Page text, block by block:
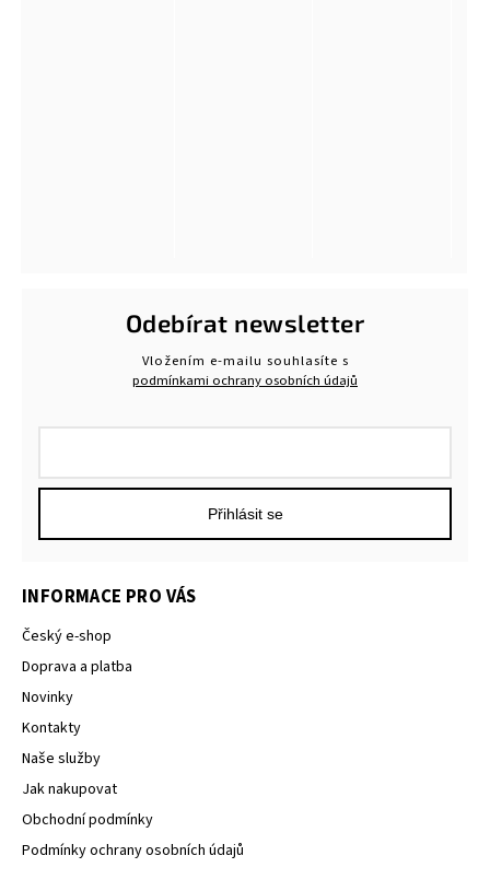
INFORMACE PRO VÁS
Český e-shop
Doprava a platba
Novinky
Kontakty
Naše služby
Jak nakupovat
Obchodní podmínky
Podmínky ochrany osobních údajů
Odebírat newsletter
Vložením e-mailu souhlasíte s
podmínkami ochrany osobních údajů
Přihlásit se